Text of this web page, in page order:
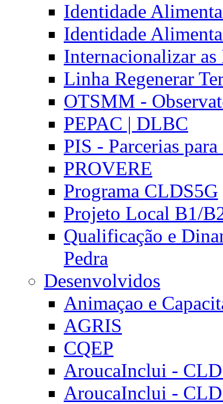
Identidade
Identidade
Internacionalizar
Linha Regenerar
OTSMM -
PEPAC | DLBC
PIS - Parcerias
PROVERE
Programa CLDS5G
Projeto Local B1/
Qualificação e
Pedra
Desenvolvidos
Animaçao e
AGRIS
CQEP
AroucaInclui -
AroucaInclui -